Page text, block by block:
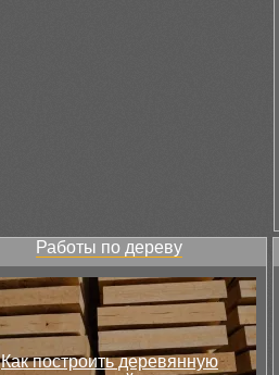
Работы по дереву
Как построить деревянную